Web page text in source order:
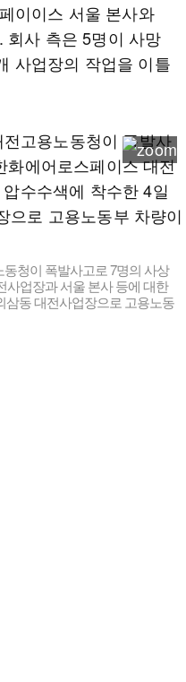
이이스 서울 본사와
회사 측은 5명이 사망
사업장의 작업을 이틀
청이 폭발사고로 7명의 사상
업장과 서울 본사 등에 대한
삼동 대전사업장으로 고용노동